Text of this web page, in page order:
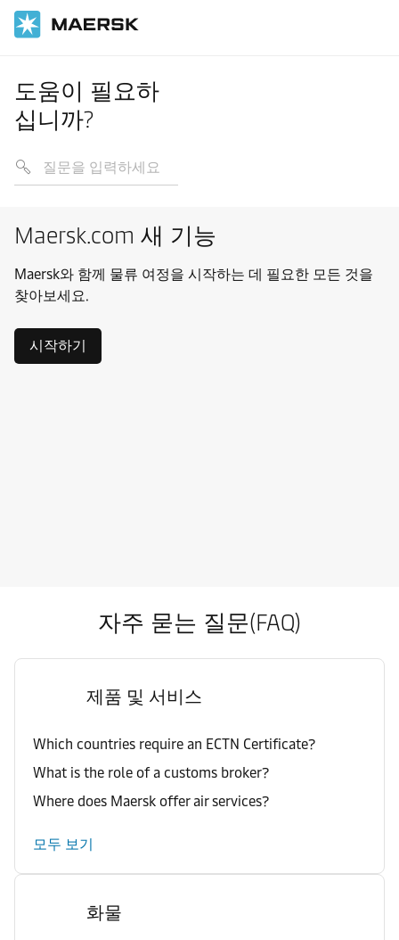
도움이 필요하
십니까?
Maersk.com 새 기능
Maersk와 함께 물류 여정을 시작하는 데 필요한 모든 것을
찾아보세요.
시작하기
자주 묻는 질문(FAQ)
제품 및 서비스
Which countries require an ECTN Certificate?
What is the role of a customs broker?
Where does Maersk offer air services?
모두 보기
화물